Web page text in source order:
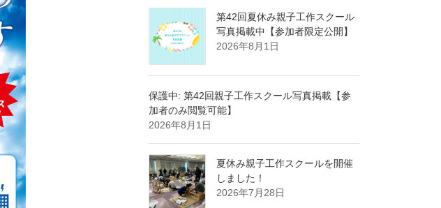
第42回夏休み親子工作スクール
写真掲載中【参加者限定公開】
2026年8月1日
保護中: 第42回親子工作スクール写真掲載【参
加者のみ閲覧可能】
2026年8月1日
夏休み親子工作スクールを開催
しました！
2026年7月28日